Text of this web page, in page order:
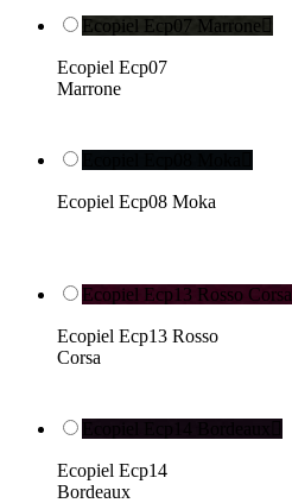
Ecopiel Ecp07 Marrone 
Ecopiel Ecp07
Marrone
Ecopiel Ecp08 Moka
Ecopiel Ecp13 Rosso Corsa
Ecopiel Ecp13 Rosso
Corsa
Ecopiel Ecp14
Bordeaux